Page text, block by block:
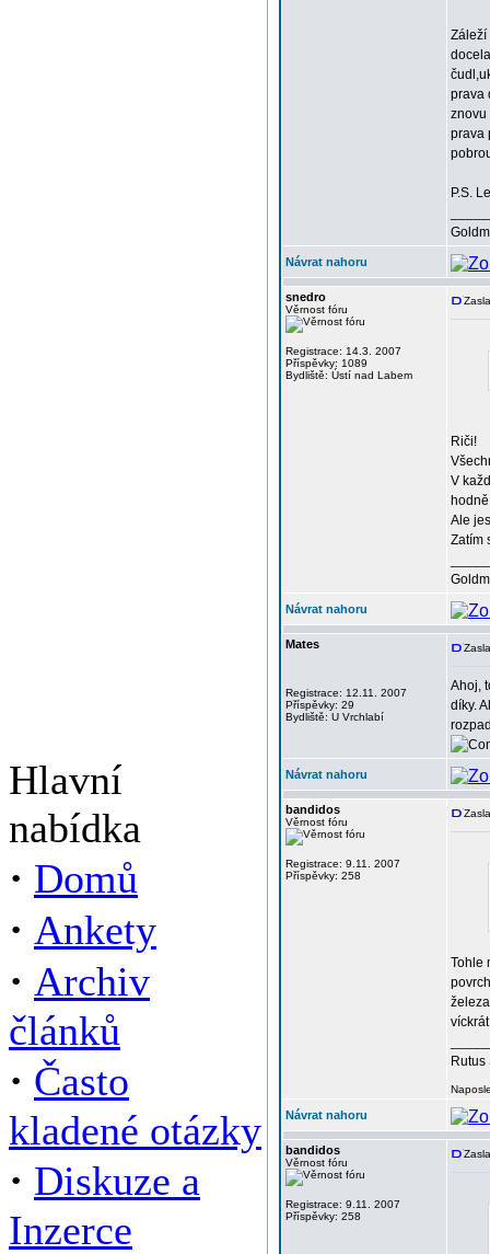
Hlavní
nabídka
· Domů
· Ankety
· Archiv
článků
· Často
kladené otázky
· Diskuze a
Inzerce
Záleží
prava
znovu
prava
P.S.
Návrat nahoru
snedro
Věrnost fóru
Registrace: 14.3. 2007
Příspěvky: 1089
Bydliště: Ústí nad Labem
Riči!
V
Ale
Zatím
Návrat nahoru
Mates
Registrace: 12.11. 2007
Příspěvky: 29
Bydliště: U Vrchlabí
Ahoj,
díky.
Návrat nahoru
bandidos
Věrnost fóru
Registrace: 9.11. 2007
Příspěvky: 258
Tohle
Rutus
Návrat nahoru
bandidos
Věrnost fóru
Registrace: 9.11. 2007
Příspěvky: 258